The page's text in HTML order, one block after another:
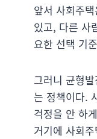
앞서 사회주
있고, 다른 사
요한 선택 기
그러니 균형
는 정책이다.
걱정을 안 하
거기에 사회